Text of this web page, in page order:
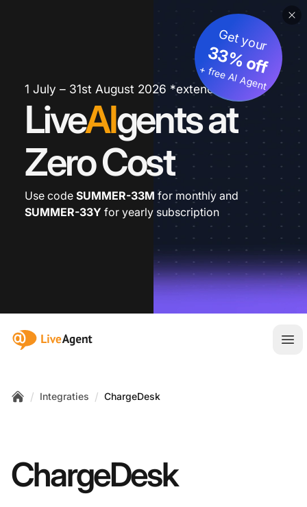
1 July – 31st August 2026 *extended
LiveAIgents at
Zero Cost
Get your
33% off
+ free AI Agent
Use code SUMMER-33M for monthly and
SUMMER-33Y for yearly subscription
:site.title
/ Integraties / ChargeDesk
ChargeDesk